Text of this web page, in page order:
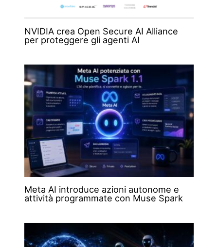
NVIDIA crea Open Secure AI Alliance
per proteggere gli agenti AI
Meta AI introduce azioni autonome e
attività programmate con Muse Spark